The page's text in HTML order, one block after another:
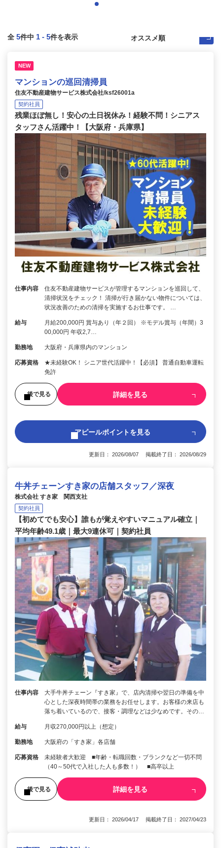
全 5件中 1 - 5件を表示
NEW
マンションの巡回清掃員
住友不動産建物サービス株式会社/ksf26001a
契約社員
残業ほぼ無し！安心の土日祝休み！経験不問！シニアス
タッフさん活躍中！【大阪府・兵庫県】
仕事内容
住友不動産建物サービスが管理するマンションを巡回して、
清掃状況をチェック！ 清掃が行き届かない物件については、
状況改善のための清掃を実施するお仕事です。 …
給与
月給200,000円 賞与あり（年２回） ※モデル賞与（年間）3
00,000円 年収2,7…
勤務地 大阪府・兵庫県内のマンション
応募資格
★未経験OK！ シニア世代活躍中！【必須】 普通自動車運転
免許
後で見る 詳細を見る
アピールポイントを見る
更新日： 2026/08/07 掲載終了日： 2026/08/29
牛丼チェーンすき家の店舗スタッフ／深夜
株式会社 すき家 関西支社
契約社員
【初めてでも安心】誰もが覚えやすいマニュアル確立｜
平均年齢49.1歳｜最大9連休可｜契約社員
仕事内容
大手牛丼チェーン『すき家』で、店内清掃や翌日の準備を中
心とした深夜時間帯の業務をお任せします。お客様の来店も
落ち着いているので、接客・調理などは少なめです。その…
給与 月収270,000円以上（想定）
勤務地 大阪府の「すき家」各店舗
応募資格
未経験者大歓迎 ■年齢・転職回数・ブランクなど一切不問
（40～50代で入社した人も多数！） ■高卒以上
後で見る 詳細を見る
更新日： 2026/04/17 掲載終了日： 2027/04/23